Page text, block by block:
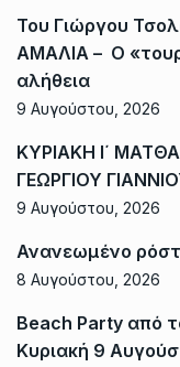
Του Γιώργου
ΑΜΑΛΙΑ – Ο
αλήθεια
9 Αυγούστου, 2026
ΚΥΡΙΑΚΗ Ι΄
ΓΕΩΡΓΙΟΥ
9 Αυγούστου, 2026
Ανανεωμένο
8 Αυγούστου, 2026
Beach Party από
Κυριακή 9